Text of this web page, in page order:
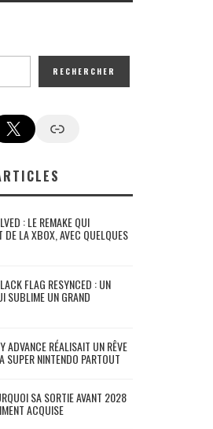
RECHERCHER
X Google News
: LE REMAKE QUI
DE LA XBOX, AVEC QUELQUES
FLAG RESYNCED : UN
SUBLIME UN GRAND
RÉALISAIT UN RÊVE
SUPER NINTENDO PARTOUT
SA SORTIE AVANT 2028
ACQUISE